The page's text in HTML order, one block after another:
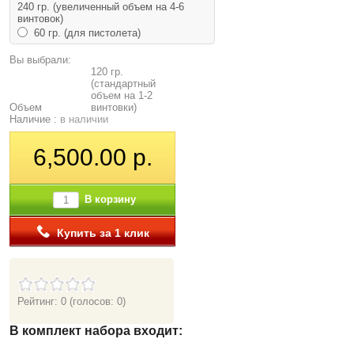
240 гр. (увеличенный объем на 4-6
винтовок)
60 гр. (для пистолета)
Вы выбрали:
Объем
120 гр.
(стандартный
объем на 1-2
винтовки)
Наличие : в наличии
6,500.00 р.
В корзину
Купить за 1 клик
Рейтинг: 0 (голосов: 0)
В комплект набора входит: